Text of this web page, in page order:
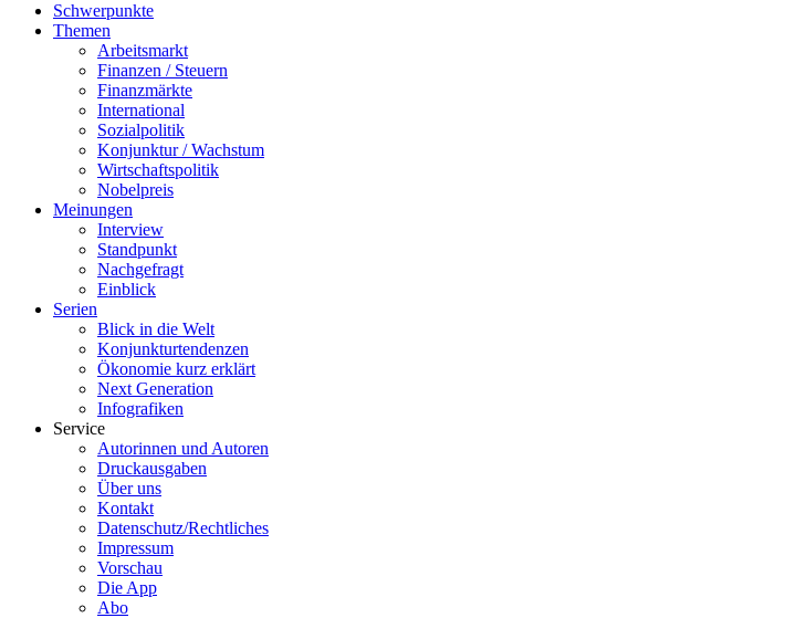
Schwerpunkte
Themen
Arbeitsmarkt
Finanzen / Steuern
Finanzmärkte
International
Sozialpolitik
Konjunktur / Wachstum
Wirtschaftspolitik
Nobelpreis
Meinungen
Interview
Standpunkt
Nachgefragt
Einblick
Serien
Blick in die Welt
Konjunkturtendenzen
Ökonomie kurz erklärt
Next Generation
Infografiken
Service
Autorinnen und Autoren
Druckausgaben
Über uns
Kontakt
Datenschutz/Rechtliches
Impressum
Vorschau
Die App
Abo